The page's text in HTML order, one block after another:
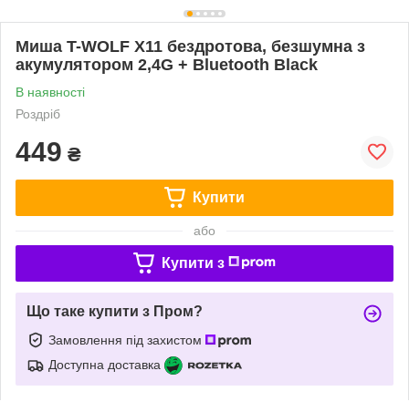
Миша T-WOLF X11 бездротова, безшумна з
акумулятором 2,4G + Bluetooth Black
В наявності
Роздріб
449 ₴
Купити
або
Купити з
Що таке купити з Пром?
Замовлення під захистом
Доступна доставка